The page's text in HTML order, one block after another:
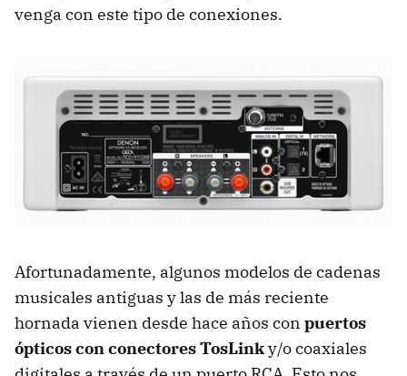
venga con este tipo de conexiones.
Afortunadamente, algunos modelos de cadenas
musicales antiguas y las de más reciente
hornada vienen desde hace años con puertos
ópticos con conectores TosLinky/o coaxiales